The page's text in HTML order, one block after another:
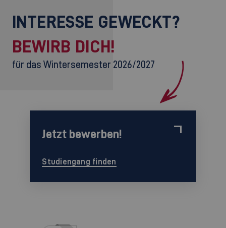
INTERESSE GEWECKT?
BEWIRB DICH!
für das Wintersemester 2026/2027
Jetzt bewerben!
Studiengang finden